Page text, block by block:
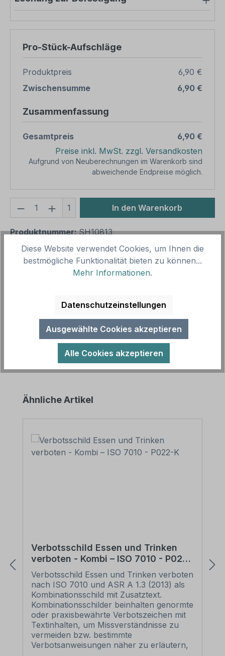
Pro-Stück-Aufschläge
Produktpreis
6,90 €
Zwischensumme
6,90 €
Zusammenfassung
Gesamtpreis
6,90 €
Preise inkl. MwSt. zzgl. Versandkosten
Aufgrund von Neuberechnungen im Warenkorb sind
abweichende Endpreise möglich.
Produkt Anzahl: Gib den
1 In den Warenkorb
Produktnummer:SH10813
Vorlagenummer: VBT-16-K
Norm oder praxisbewährt als Kombinationsschild
mit Zusatztext. Kombination…Mehr
Produktgalerie überspringen
Ähnliche Artikel
Verbotsschild Essen und Trinken
verboten - Kombi – ISO 7010 - P022-
K
Verbotsschild Essen und Trinken verboten
nach ISO 7010 und ASR A 1.3 (2013) als
Kombinationsschild mit Zusatztext.
Kombinationsschilder beinhalten genormte
oder praxisbewährte Verbotszeichen mit
Textinhalten, um Missverständnisse zu
vermeiden bzw. bestimmte
Verbotsanweisungen näher zu erläutern,
Diese Website verwendet Cookies, um Ihnen die
bestmögliche Funktionalität bieten zu können...
Mehr Informationen.
Datenschutzeinstellungen
Ausgewählte Cookies akzeptieren
Alle Cookies akzeptieren